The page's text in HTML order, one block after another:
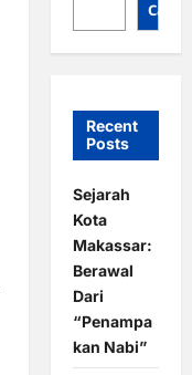
Cari
Recent
Posts
Sejarah
Kota
Makassar:
Berawal
Dari
“Penampa
kan Nabi”